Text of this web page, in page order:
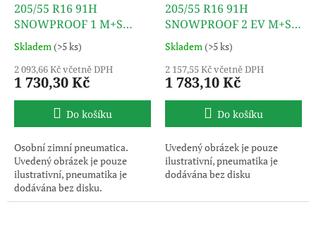
205/55 R16 91H
SNOWPROOF 1 M+S
3PMSF TL NOKIAN
TYRES
Skladem(>5 ks)
2 093,66 Kč včetně DPH
1 730,30 Kč
Do košíku
Osobní zimní pneumatica.
Uvedený obrázek je pouze
ilustrativní, pneumatika je
dodávána bez disku.
205/55 R16 91H
SNOWPROOF 2 EV M+S
3PMSF TL NOKIAN
TYRES
Skladem(>5 ks)
2 157,55 Kč včetně DPH
1 783,10 Kč
Do košíku
Uvedený obrázek je pouze
ilustrativní, pneumatika je
dodávána bez disku